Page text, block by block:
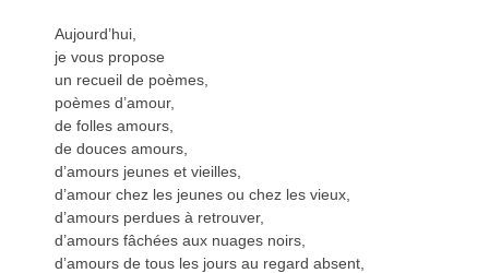
Aujourd’hui,
je vous propose
un recueil de poèmes,
poèmes d’amour,
de folles amours,
de douces amours,
d’amours jeunes et vieilles,
d’amour chez les jeunes ou chez les vieux,
d’amours perdues à retrouver,
d’amours fâchées aux nuages noirs,
d’amours de tous les jours au regard absent,